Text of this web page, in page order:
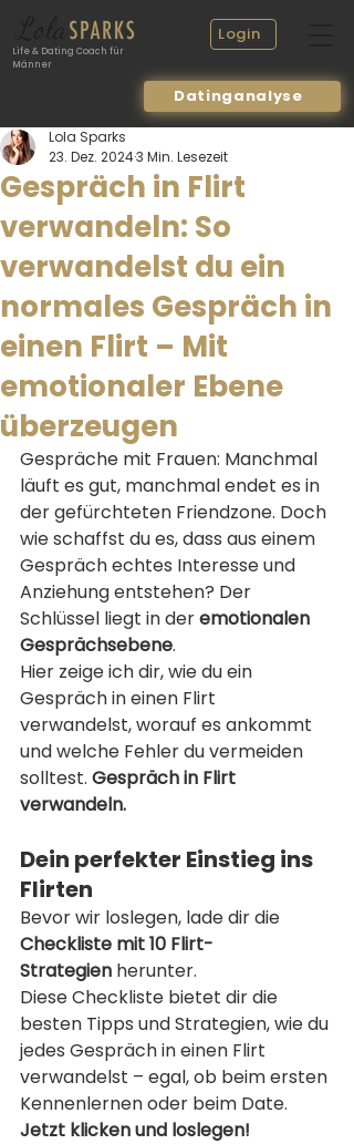
Datinganalyse
Life & Dating Coach für
Männer
Login
Gespräch in Flirt
verwandeln: So
verwandelst du ein
normales Gespräch in
einen Flirt – Mit
emotionaler Ebene
überzeugen
Lola Sparks
23. Dez. 20243 Min. Lesezeit
Gespräche mit Frauen: Manchmal
läuft es gut, manchmal endet es in
der gefürchteten Friendzone. Doch
wie schaffst du es, dass aus einem
Gespräch echtes Interesse und
Anziehung entstehen? Der
Schlüssel liegt in der emotionalen
Gesprächsebene.
Hier zeige ich dir, wie du ein
Gespräch in einen Flirt
verwandelst, worauf es ankommt
und welche Fehler du vermeiden
solltest. Gespräch in Flirt
verwandeln.
Dein perfekter Einstieg ins
Flirten
Bevor wir loslegen, lade dir die
Checkliste mit 10 Flirt-
Strategien herunter.
Diese Checkliste bietet dir die
besten Tipps und Strategien, wie du
jedes Gespräch in einen Flirt
verwandelst – egal, ob beim ersten
Kennenlernen oder beim Date.
Jetzt klicken und loslegen!